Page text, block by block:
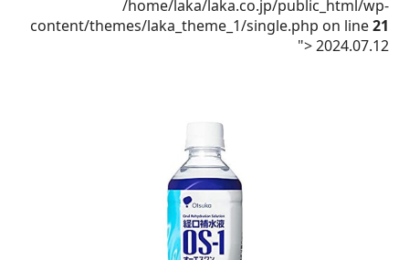
/home/laka/laka.co.jp/public_html/wp-
content/themes/laka_theme_1/single.php on line21
">2024.07.12